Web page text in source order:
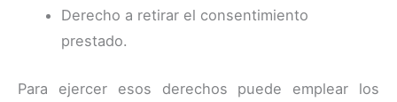
Derecho a retirar el consentimiento
prestado.
Para ejercer esos derechos puede emplear los